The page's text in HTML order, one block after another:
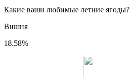
Какие ваши любимые летние ягоды?
Вишня
18.58%